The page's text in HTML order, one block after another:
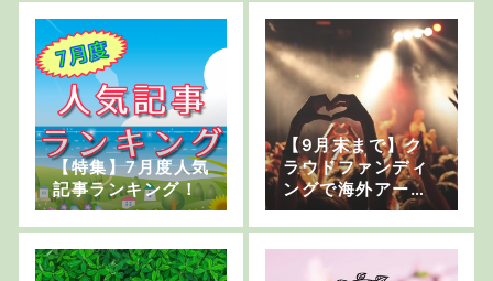
【特集】7月度人気
記事ランキング！
【9月末まで】ク
ラウドファンディ
ングで海外アーテ
ィストを支援しよ
う！